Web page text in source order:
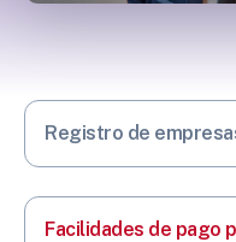
Registro de
Facilidades de pago